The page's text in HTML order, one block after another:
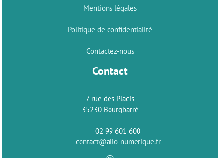
Mentions légales
Politique de confidentialité
Contactez-nous
Contact
7 rue des Placis
35230 Bourgbarré
02 99 601 600
contact@allo-numerique.fr